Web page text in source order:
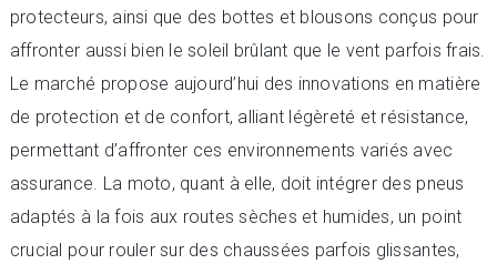
protecteurs, ainsi que des bottes et blousons conçus pour
affronter aussi bien le soleil brûlant que le vent parfois frais.
Le marché propose aujourd’hui des innovations en matière
de protection et de confort, alliant légèreté et résistance,
permettant d’affronter ces environnements variés avec
assurance. La moto, quant à elle, doit intégrer des pneus
adaptés à la fois aux routes sèches et humides, un point
crucial pour rouler sur des chaussées parfois glissantes,